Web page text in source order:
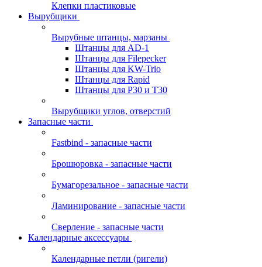
Клепки пластиковые
Вырубщики
Вырубные штанцы, марзаны
Штанцы для AD-1
Штанцы для Filepecker
Штанцы для KW-Trio
Штанцы для Rapid
Штанцы для Р30 и Т30
Вырубщики углов, отверстий
Запасные части
Fastbind - запасные части
Брошюровка - запасные части
Бумагорезальное - запасные части
Ламинирование - запасные части
Сверление - запасные части
Календарные аксессуары
Календарные петли (ригели)